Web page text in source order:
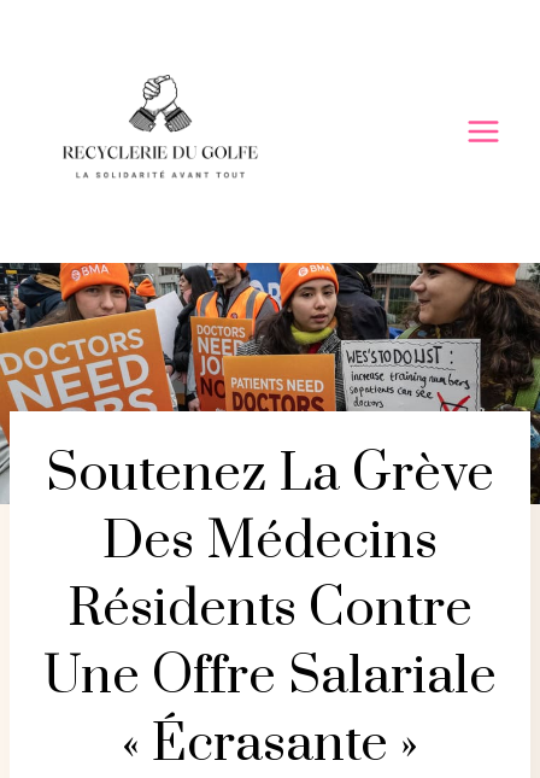
Soutenez La Grève
Des Médecins
Résidents Contre
Une Offre Salariale
« Écrasante »